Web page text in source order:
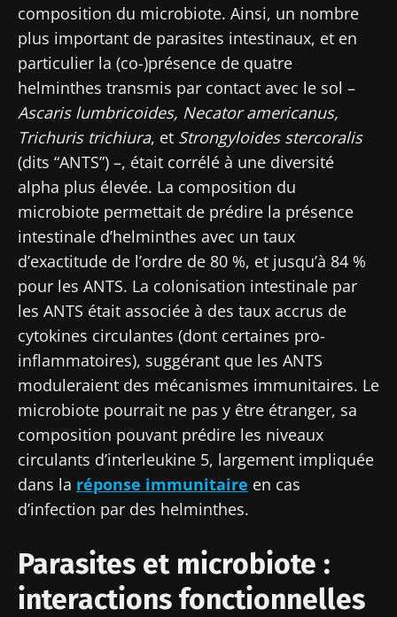
composition du microbiote. Ainsi, un nombre
plus important de parasites intestinaux, et en
particulier la (co-)présence de quatre
helminthes transmis par contact avec le sol –
Ascaris lumbricoides, Necator americanus,
Trichuris trichiura, et Strongyloides stercoralis
(dits “ANTS”) –, était corrélé à une diversité
alpha plus élevée. La composition du
microbiote permettait de prédire la présence
intestinale d’helminthes avec un taux
d’exactitude de l’ordre de 80 %, et jusqu’à 84 %
pour les ANTS. La colonisation intestinale par
les ANTS était associée à des taux accrus de
cytokines circulantes (dont certaines pro-
inflammatoires), suggérant que les ANTS
moduleraient des mécanismes immunitaires. Le
microbiote pourrait ne pas y être étranger, sa
composition pouvant prédire les niveaux
circulants d’interleukine 5, largement impliquée
dans la réponse immunitaire en cas
d’infection par des helminthes.
Parasites et microbiote :
interactions fonctionnelles